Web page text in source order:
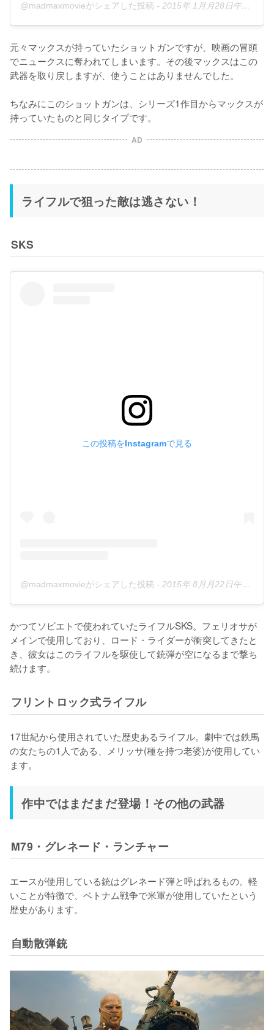
@madmaxmovieがシェアした投稿 - 2015年 1月月28日午後4時30分PST
元々マックスが持っていたショットガンですが、映画の冒頭
でニュークスに奪われてしまいます。その後マックスはこの
武器を取り戻しますが、使うことはありませんでした。
ちなみにこのショットガンは、シリーズ1作目からマックスが
持っていたものと同じタイプです。
AD
ライフルで狙った敵は逃さない！
SKS
この投稿をInstagramで見る
@madmaxmovieがシェアした投稿 - 2015年 8月月22日午後2時46分PDT
かつてソビエトで使われていたライフルSKS。フェリオサが
メインで使用しており、ロード・ライダーが衝突してきたと
き、彼女はこのライフルを駆使して銃弾が空になるまで撃ち
続けます。
フリントロック式ライフル
17世紀から使用されていた歴史あるライフル。劇中では鉄馬
の女たちの1人である、メリッサ(種を持つ老婆)が使用してい
ます。
作中ではまだまだ登場！その他の武器
M79・グレネード・ランチャー
エースが使用している銃はグレネード弾と呼ばれるもの。軽
いことが特徴で、ベトナム戦争で米軍が使用していたという
歴史があります。
自動散弾銃